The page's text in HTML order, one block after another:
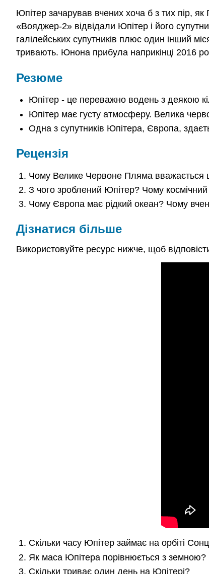
Юпітер зачарував вчених хоча б з тих пір,
«Вояджер-2» відвідали Юпітер і його
галілейських супутників плюс один інший
тривають. Юнона прибула наприкінці 2016
Резюме
Юпітер - це переважно водень з деякою
Юпітер має густу атмосферу. Велика
Одна з супутників Юпітера, Європа,
Рецензія
Чому Велике Червоне Пляма вважається
З чого зроблений Юпітер? Чому
Чому Європа має рідкий океан? Чому
Дізнатися більше
Використовуйте ресурс нижче, щоб
Скільки часу Юпітер займає на орбіті
Як маса Юпітера порівнюється з земною?
Скільки триває один день на Юпітері?